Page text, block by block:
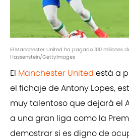
El Manchester United ha pagado 100 millones
Hassenstein/GettyImages
El Manchester United está a
el fichaje de Antony Lopes,
muy talentoso que dejará el
a una gran liga como la
demostrar si es digno de